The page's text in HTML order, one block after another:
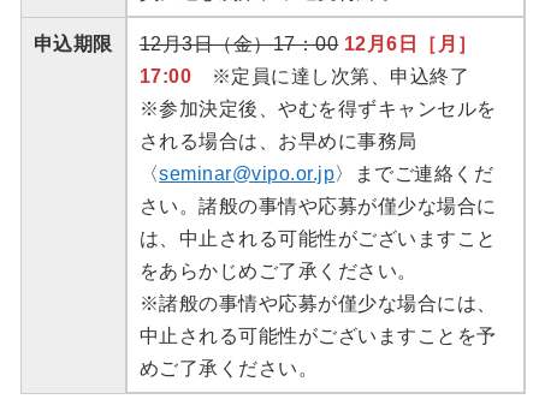
申込期限 12月3日（金）17：00 12月6日［月］
17:00 ※定員に達し次第、申込終了
※参加決定後、やむを得ずキャンセルを
される場合は、お早めに事務局
〈seminar@vipo.or.jp〉までご連絡くだ
さい。諸般の事情や応募が僅少な場合に
は、中止される可能性がございますこと
をあらかじめご了承ください。
※諸般の事情や応募が僅少な場合には、
中止される可能性がございますことを予
めご了承ください。